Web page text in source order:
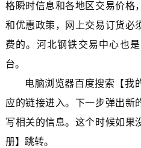
格瞬时信息和各地区交易价格
和优惠政策，网上交易订货必
费的。河北钢铁交易中心也
台。
电脑浏览器百度搜索【我
应的链接进入。下一步弹出新
写相关的信息。这个时候如果
册】跳转。